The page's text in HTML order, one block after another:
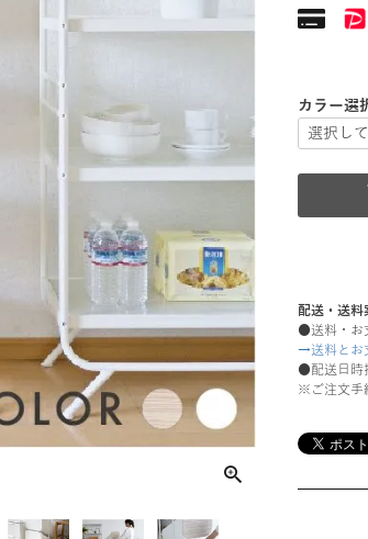
カラー選
配送・送料
●送料・お
→送料とお
●配送日時
※ご注文手